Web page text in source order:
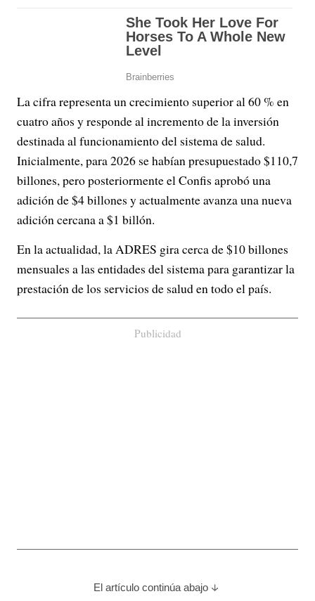
La cifra representa un crecimiento superior al 60 % en
cuatro años y responde al incremento de la inversión
destinada al funcionamiento del sistema de salud.
Inicialmente, para 2026 se habían presupuestado $110,7
billones, pero posteriormente el Confis aprobó una
adición de $4 billones y actualmente avanza una nueva
adición cercana a $1 billón.
En la actualidad, la ADRES gira cerca de $10 billones
mensuales a las entidades del sistema para garantizar la
prestación de los servicios de salud en todo el país.
Publicidad
El artículo continúa abajo